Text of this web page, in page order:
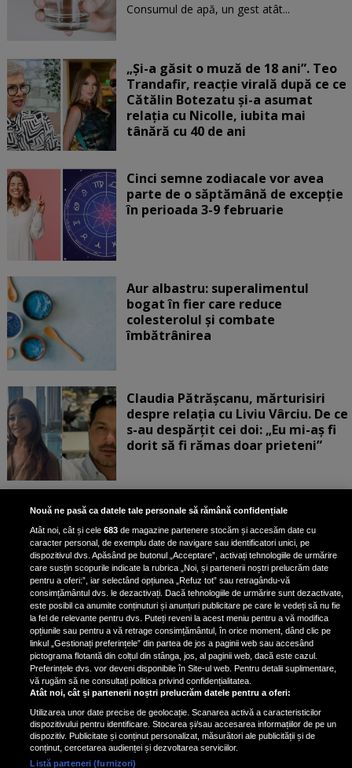
Consumul de apă, un gest atât...
„Și-a găsit o muză de 18 ani”. Teo
Trandafir, reacție virală după ce ce
Cătălin Botezatu și-a asumat
relația cu Nicolle, iubita mai
tânără cu 40 de ani
Cinci semne zodiacale vor avea
parte de o săptămână de excepție
în perioada 3-9 februarie
Aur albastru: superalimentul
bogat în fier care reduce
colesterolul și combate
îmbătrânirea
Claudia Pătrășcanu, mărturisiri
despre relația cu Liviu Vârciu. De ce
s-au despărțit cei doi: „Eu mi-aș fi
dorit să fi rămas doar prieteni”
„Turbați când vedeți corpul ăsta”.
Rux a răbufnit după ce a fost
criticată că a pozat în costum de
baie, cu formele la vedere
Claudia Pătrășcanu, dezvăluiri
despre adevăratul motiv al
destrămării trupei Exotic: „Îmi
pare rău că nu am mers mai
departe cu Andreea”
Nouă ne pasă ca datele tale personale să rămână confidențiale
Atât noi, cât și cele683 de magazine partenere stocăm și accesăm date cu
caracter personal, de exemplu date de navigare sau identificatori unici, pe
dispozitivul dvs. Apăsând pe butonul „Acceptare”, activați tehnologiile de urmărire
care susțin scopurile indicate la rubrica „Noi, și partenerii noștri prelucrăm date
pentru a oferi:”, iar selectând opțiunea „Refuz tot” sau retragându-vă
consimțământul dvs. le dezactivați. Dacă tehnologiile de urmărire sunt dezactivate,
este posibil ca anumite conținuturi și anunțuri publicitare pe care le vedeți să nu fie
la fel de relevante pentru dvs. Puteți reveni la acest meniu pentru a vă modifica
opțiunile sau pentru a vă retrage consimțământul, în orice moment, dând clic pe
linkul „Gestionați preferințele” din partea de jos a paginii web sau accesând
pictograma flotantă din colțul din stânga, jos, al paginii web, dacă este cazul.
Preferințele dvs. vor deveni disponibile în Site-ul web. Pentru detalii suplimentare,
vă rugăm să ne consultați politica privind confidențialitatea.
Atât noi, cât și partenerii noștri prelucrăm datele pentru a oferi:
Utilizarea unor date precise de geolocație. Scanarea activă a caracteristicilor
dispozitivului pentru identificare. Stocarea și/sau accesarea informațiilor de pe un
dispozitiv. Publicitate și conținut personalizat, măsurători ale publicității și de
conținut, cercetarea audienței și dezvoltarea serviciilor.
Listă parteneri (furnizori)